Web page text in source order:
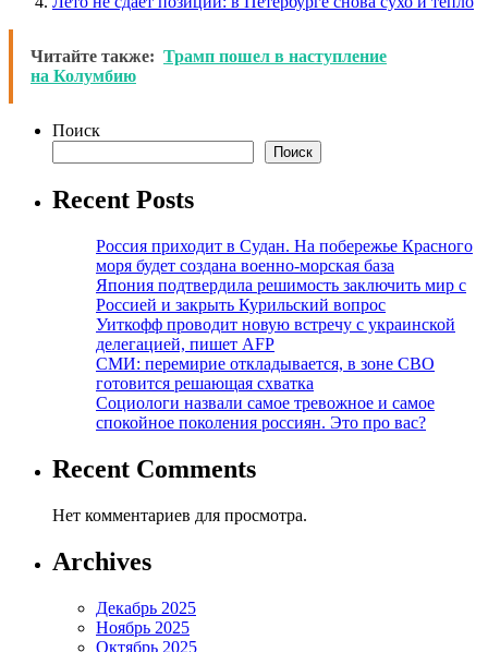
Читайте также: Трамп пошел в наступление
на Колумбию
Поиск
Поиск
Recent Posts
Россия приходит в Судан. На побережье Красного
моря будет создана военно-морская база
Япония подтвердила решимость заключить мир с
Россией и закрыть Курильский вопрос
Уиткофф проводит новую встречу с украинской
делегацией, пишет AFP
СМИ: перемирие откладывается, в зоне СВО
готовится решающая схватка
Социологи назвали самое тревожное и самое
спокойное поколения россиян. Это про вас?
Recent Comments
Нет комментариев для просмотра.
Archives
Декабрь 2025
Ноябрь 2025
Октябрь 2025